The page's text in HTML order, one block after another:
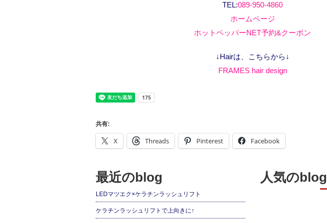
TEL:089-950-4860
ホームページ
ホットペッパーNET予約&クーポン
↓Hairは、こちらから↓
FRAMES hair design
共有:
X Threads Pinterest Facebook
最近のblog
LEDマツエク×ケラチンラッシュリフト
ケラチンラッシュリフトで上向きに↑
人気のblog